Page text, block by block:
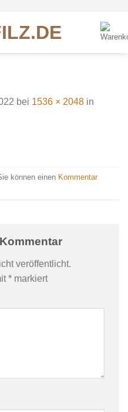
bei 1536 × 2048 in
können einen Kommentar
veröffentlicht.
* markiert